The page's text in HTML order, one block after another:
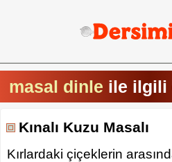
masal dinle ile ilgili
Kınalı Kuzu Masalı
Kırlardaki çiçeklerin